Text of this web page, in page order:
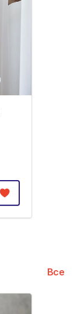
Все